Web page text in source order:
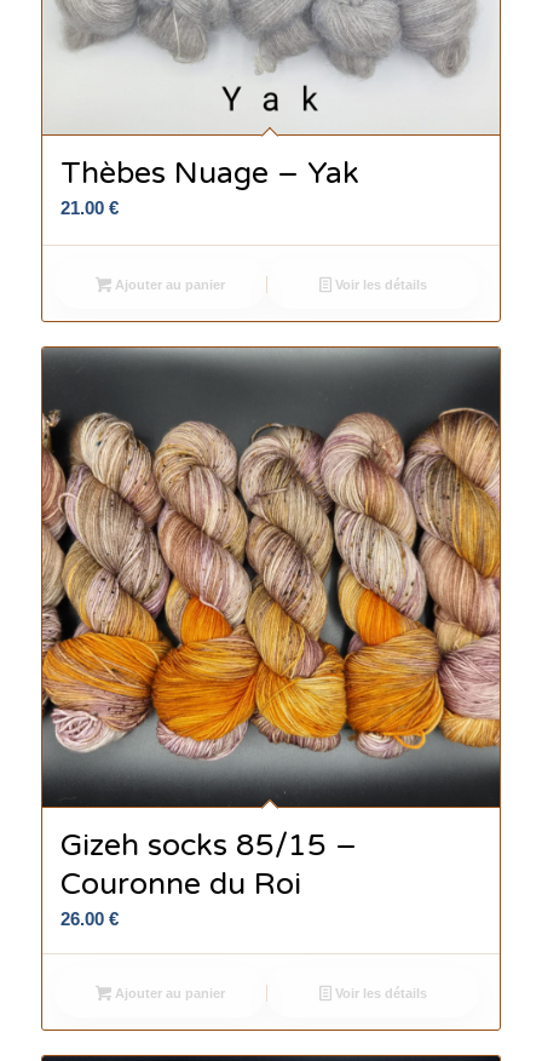
Thèbes Nuage – Yak
21.00 €
Ajouter au panier Voir les détails
Gizeh socks 85/15 –
Couronne du Roi
26.00 €
Ajouter au panier Voir les détails